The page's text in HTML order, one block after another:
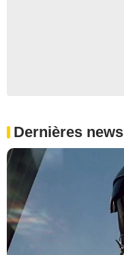
Dernières news